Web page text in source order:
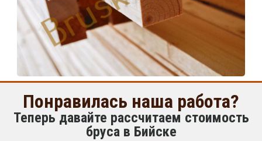
Понравилась наша работа?
Теперь давайте рассчитаем стоимость
бруса в Бийске